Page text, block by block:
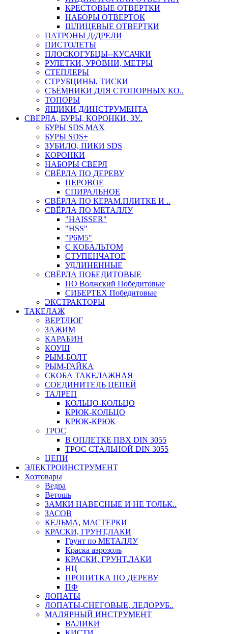
КРЕСТОВЫЕ ОТВЕРТКИ
НАБОРЫ ОТВЕРТОК
ШЛИЦЕВЫЕ ОТВЕРТКИ
ПАТРОНЫ Д/ДРЕЛИ
ПИСТОЛЕТЫ
ПЛОСКОГУБЦЫ--КУСАЧКИ
РУЛЕТКИ, УРОВНИ, МЕТРЫ
СТЕПЛЕРЫ
СТРУБЦИНЫ, ТИСКИ
СЪЁМНИКИ ДЛЯ СТОПОРНЫХ КО..
ТОПОРЫ
ЯЩИКИ Д/ИНСТРУМЕНТА
СВЕРЛА, БУРЫ, КОРОНКИ, ЗУ..
БУРЫ SDS MAX
БУРЫ SDS+
ЗУБИЛО, ПИКИ SDS
КОРОНКИ
НАБОРЫ СВЕРЛ
СВЁРЛА ПО ДЕРЕВУ
ПЕРОВОЕ
СПИРАЛЬНОЕ
СВЁРЛА ПО КЕРАМ.ПЛИТКЕ И ..
СВЁРЛА ПО МЕТАЛЛУ
"HAISSER"
"HSS"
"Р6М5"
С КОБАЛЬТОМ
СТУПЕНЧАТОЕ
УДЛИНЕННЫЕ
СВЁРЛА ПОБЕДИТОВЫЕ
ПО Волжский Победитовые
СИБЕРТЕХ Победитовые
ЭКСТРАКТОРЫ
ТАКЕЛАЖ
ВЕРТЛЮГ
ЗАЖИМ
КАРАБИН
КОУШ
РЫМ-БОЛТ
РЫМ-ГАЙКА
СКОБА ТАКЕЛАЖНАЯ
СОЕДИНИТЕЛЬ ЦЕПЕЙ
ТАЛРЕП
КОЛЬЦО-КОЛЬЦО
КРЮК-КОЛЬЦО
КРЮК-КРЮК
ТРОС
В ОПЛЕТКЕ ПВХ DIN 3055
ТРОС СТАЛЬНОЙ DIN 3055
ЦЕПИ
ЭЛЕКТРОИНСТРУМЕНТ
Хозтовары
Ведра
Ветошь
ЗАМКИ НАВЕСНЫЕ И НЕ ТОЛЬК..
ЗАСОВ
КЕЛЬМА, МАСТЕРКИ
КРАСКИ, ГРУНТ,ЛАКИ
Грунт по МЕТАЛЛУ
Краска аэрозоль
КРАСКИ, ГРУНТ,ЛАКИ
НЦ
ПРОПИТКА ПО ДЕРЕВУ
ПФ
ЛОПАТЫ
ЛОПАТЫ-СНЕГОВЫЕ, ЛЕДОРУБ..
МАЛЯРНЫЙ ИНСТРУМЕНТ
ВАЛИКИ